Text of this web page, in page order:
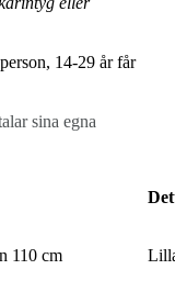
14-29 år får
sina egna
110 cm